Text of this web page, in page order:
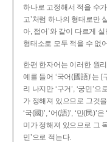
하나로 고정해서 적을 수가
고’처럼 하나의 형태로만
아, 접어’와 같이 다르게
형태소로 모두 적을 수 없
한편 한자어는 이러한 원
예를 들어 ‘국어(國語)’는 [
리 나지만 ‘구거’, ‘궁민’
가 정해져 있으므로 그것
‘국(國)’, ‘어(語)’, ‘민(民)’
미가 정해져 있으므로 그
민’으로 적는다.